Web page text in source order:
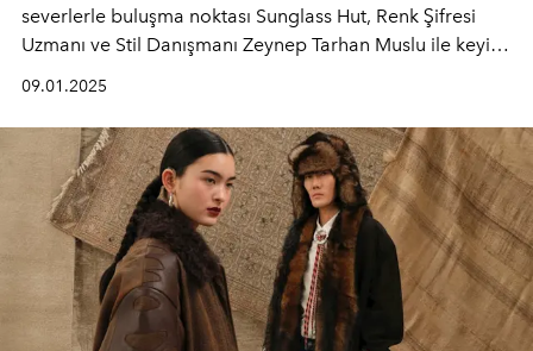
severlerle buluşma noktası Sunglass Hut, Renk Şifresi
Uzmanı ve Stil Danışmanı Zeynep Tarhan Muslu ile keyifli
09.01.2025